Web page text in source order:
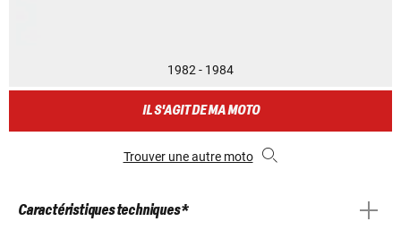
1982 - 1984
IL S'AGIT DE MA MOTO
Trouver une autre moto
Caractéristiques techniques *